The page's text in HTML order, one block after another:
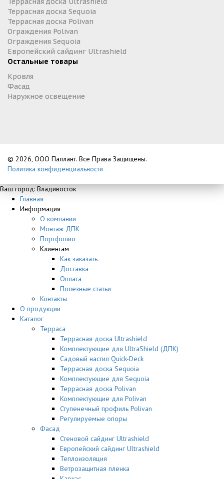
Террасная доска Sequoia
Террасная доска Polivan
Ограждения Polivan
Ограждения Sequoia
Европейский сайдинг Ultrashield
Остальные товары
Кровля
Фасад
Наружное освещение
© 2026, ООО Паллант. Все Права Защищены.
Политика конфиденциальности
Ваш город: Владивосток
Главная
Информация
О компании
Монтаж ДПК
Портфолио
Клиентам
Как заказать
Доставка
Оплата
Полезные статьи
Контакты
О продукции
Каталог
Терраса
Террасная доска Ultrashield
Комплектующие для UltraShield (ДПК)
Садовый настил Quick-Deck
Террасная доска Sequoia
Комплектующие для Sequoia
Террасная доска Polivan
Комплектующие для Polivan
Ступенечный профиль Polivan
Регулируемые опоры
Фасад
Стеновой сайдинг Ultrashield
Европейский сайдинг Ultrashield
Теплоизоляция
Ветрозащитная пленка